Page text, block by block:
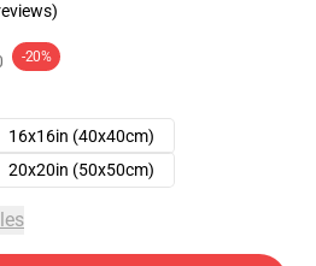
-20%
16x16in (40x40cm)
20x20in (50x50cm)